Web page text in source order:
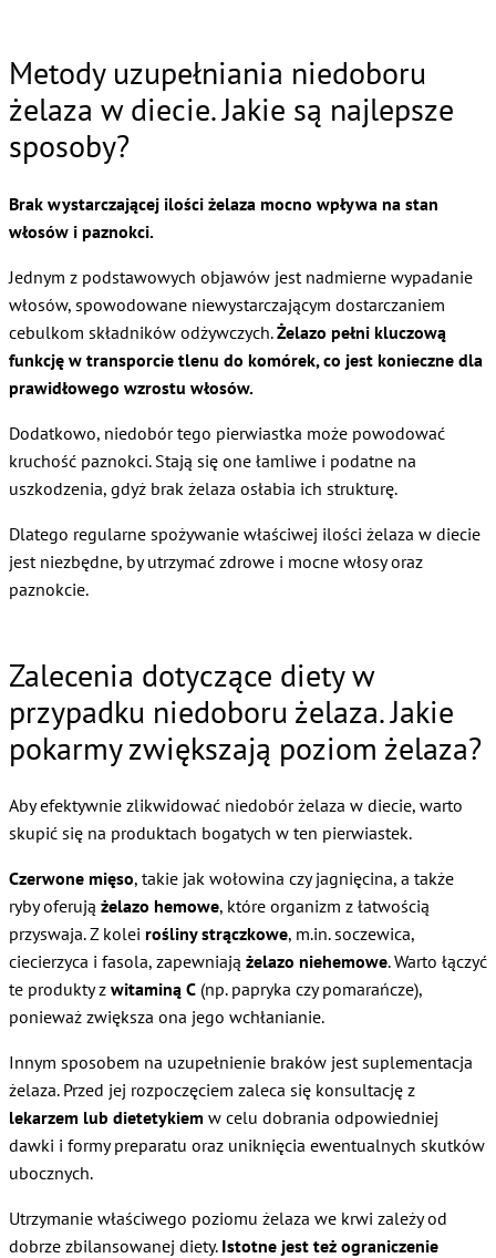
Metody uzupełniania niedoboru
żelaza w diecie. Jakie są najlepsze
sposoby?
Brak wystarczającej ilości żelaza mocno wpływa na stan
włosów i paznokci.
Jednym z podstawowych objawów jest nadmierne wypadanie
włosów, spowodowane niewystarczającym dostarczaniem
cebulkom składników odżywczych.Żelazo pełni kluczową
funkcję w transporcie tlenu do komórek, co jest konieczne dla
prawidłowego wzrostu włosów.
Dodatkowo, niedobór tego pierwiastka może powodować
kruchość paznokci. Stają się one łamliwe i podatne na
uszkodzenia, gdyż brak żelaza osłabia ich strukturę.
Dlatego regularne spożywanie właściwej ilości żelaza w diecie
jest niezbędne, by utrzymać zdrowe i mocne włosy oraz
paznokcie.
Zalecenia dotyczące diety w
przypadku niedoboru żelaza. Jakie
pokarmy zwiększają poziom żelaza?
Aby efektywnie zlikwidować niedobór żelaza w diecie, warto
skupić się na produktach bogatych w ten pierwiastek.
Czerwone mięso, takie jak wołowina czy jagnięcina, a także
ryby oferują żelazo hemowe, które organizm z łatwością
przyswaja. Z kolei rośliny strączkowe, m.in. soczewica,
ciecierzyca i fasola, zapewniają żelazo niehemowe. Warto łączyć
te produkty z witaminą C (np. papryka czy pomarańcze),
ponieważ zwiększa ona jego wchłanianie.
Innym sposobem na uzupełnienie braków jest suplementacja
żelaza. Przed jej rozpoczęciem zaleca się konsultację z
lekarzem lub dietetykiem w celu dobrania odpowiedniej
dawki i formy preparatu oraz uniknięcia ewentualnych skutków
ubocznych.
Utrzymanie właściwego poziomu żelaza we krwi zależy od
dobrze zbilansowanej diety. Istotne jest też ograniczenie